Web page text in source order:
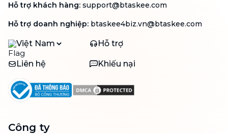
Hỗ trợ khách hàng: support@btaskee.com
Hỗ trợ doanh nghiệp: btaskee4biz.vn@btaskee.com
Việt Nam Hỗ trợ
Liên hệ Khiếu nại
Công ty